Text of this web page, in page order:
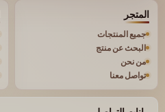
المتجر
جميع المنتجات
البحث عن منتج
من نحن
تواصل معنا